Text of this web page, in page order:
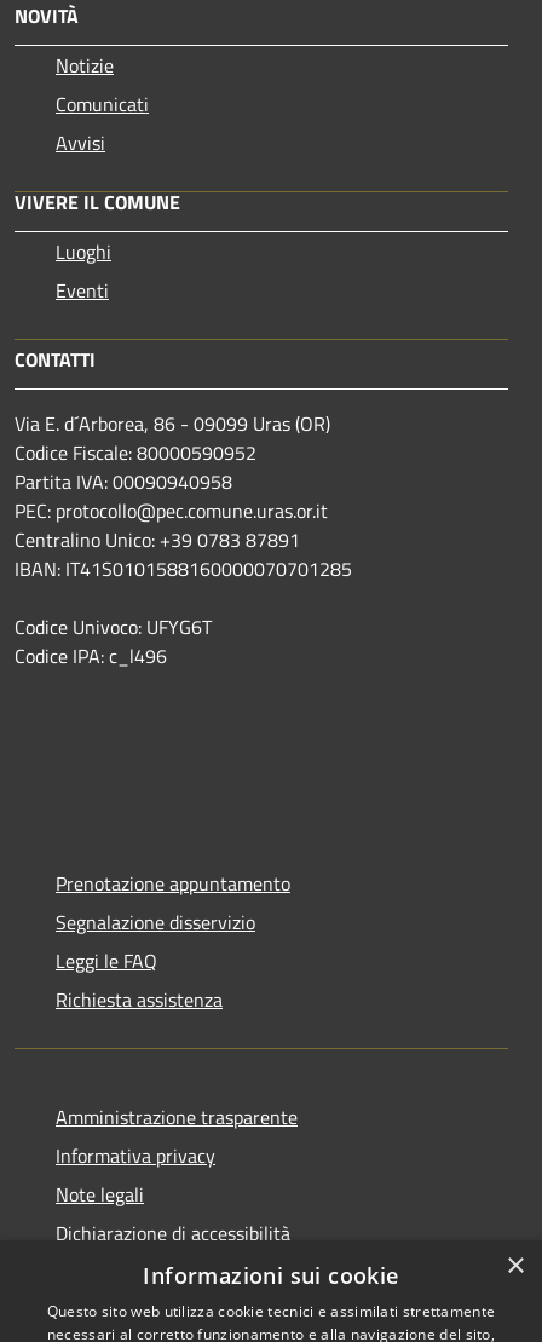
NOVITÀ
Notizie
Comunicati
Avvisi
VIVERE IL COMUNE
Luoghi
Eventi
CONTATTI
Via E. d´Arborea, 86 - 09099 Uras (OR)
Codice Fiscale: 80000590952
Partita IVA: 00090940958
PEC: protocollo@pec.comune.uras.or.it
Centralino Unico: +39 0783 87891
IBAN: IT41S0101588160000070701285
Codice Univoco: UFYG6T
Codice IPA: c_l496
Prenotazione appuntamento
Segnalazione disservizio
Leggi le FAQ
Richiesta assistenza
Amministrazione trasparente
Informativa privacy
Note legali
Dichiarazione di accessibilità
×
Informazioni sui cookie
Questo sito web utilizza cookie tecnici e assimilati strettamente
necessari al corretto funzionamento e alla navigazione del sito,